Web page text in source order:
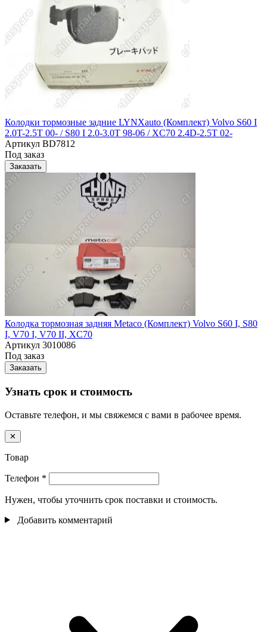
Колодки тормозные задние LYNXauto (Комплект) Volvo S60 I
2.0T-2.5T 00- / S80 I 2.0-3.0T 98-06 / XC70 2.4D-2.5T 02-
Артикул BD7812
Под заказ
Заказать
Колодка тормозная задняя Metaco (Комплект) Volvo S60 I, S80
I, V70 I, V70 II, XC70
Артикул 3010086
Под заказ
Заказать
Узнать срок и стоимость
Оставьте телефон, и мы свяжемся с вами в рабочее время.
✕
Товар
Телефон *
Нужен, чтобы уточнить срок поставки и стоимость.
Добавить комментарий